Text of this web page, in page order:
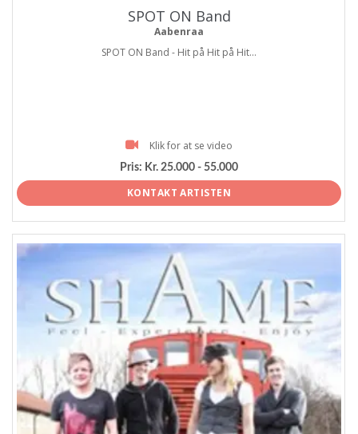
SPOT ON Band
Aabenraa
SPOT ON Band - Hit på Hit på Hit...
Klik for at se video
Pris: Kr. 25.000 - 55.000
KONTAKT ARTISTEN